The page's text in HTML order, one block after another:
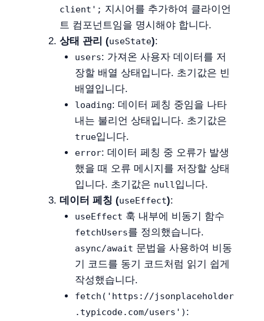
client'; 지시어를 추가하여 클라이언
트 컴포넌트임을 명시해야 합니다.
상태 관리 (useState):
users: 가져온 사용자 데이터를 저
장할 배열 상태입니다. 초기값은 빈
배열입니다.
loading: 데이터 페칭 중임을 나타
내는 불리언 상태입니다. 초기값은
true입니다.
error: 데이터 페칭 중 오류가 발생
했을 때 오류 메시지를 저장할 상태
입니다. 초기값은 null입니다.
데이터 페칭 (useEffect):
useEffect 훅 내부에 비동기 함수
fetchUsers를 정의했습니다.
async/await 문법을 사용하여 비동
기 코드를 동기 코드처럼 읽기 쉽게
작성했습니다.
fetch('https://jsonplaceholder
.typicode.com/users') :